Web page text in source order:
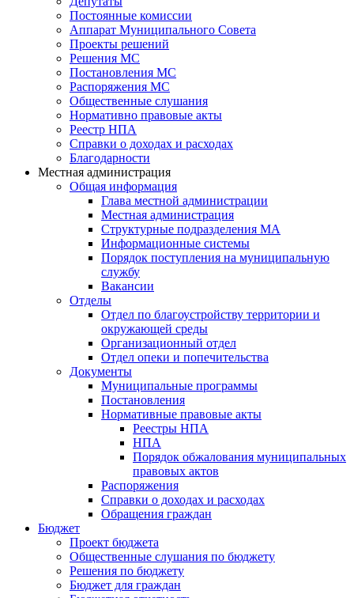
Постоянные комиссии
Аппарат Муниципального Совета
Проекты решений
Решения МС
Постановления МС
Распоряжения МС
Общественные слушания
Нормативно правовые акты
Реестр НПА
Справки о доходах и расходах
Благодарности
Местная администрация
Общая информация
Глава местной администрации
Местная администрация
Структурные подразделения МА
Информационные системы
Порядок поступления на муниципальную
службу
Вакансии
Отделы
Отдел по благоустройству территории и
окружающей среды
Организационный отдел
Отдел опеки и попечительства
Документы
Муниципальные программы
Постановления
Нормативные правовые акты
Реестры НПА
НПА
Порядок обжалования муниципальных
правовых актов
Распоряжения
Справки о доходах и расходах
Обращения граждан
Бюджет
Проект бюджета
Общественные слушания по бюджету
Решения по бюджету
Бюджет для граждан